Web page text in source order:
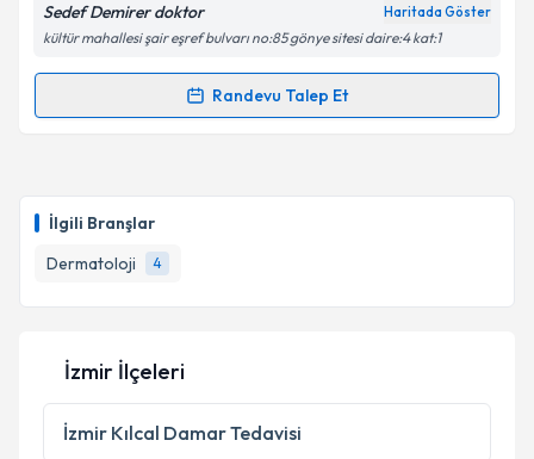
İlgili Branşlar
Dermatoloji
4
Kişisel verilerimin işlenmesine ilişkin
Metni'ni okudum ve kişisel verilerimin belirtilen
Sedef Demirer doktor Haritada Göster
kültür mahallesi şair eşref bulvarı no:85 gönye sitesi daire:4 kat:1
Randevu Talep Et
Randevu Takvimi Talebi
için bir takvim hazırlandığında e-posta ile
bilgilendireceğiz.
E-posta Adresiniz
Kişisel verilerimin işlenmesine ilişkin
Metni'ni okudum ve kişisel verilerimin belirtilen
İzmir İlçeleri
İzmir Kılcal Damar Tedavisi